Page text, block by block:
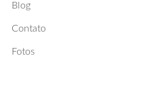
Blog
Contato
Fotos